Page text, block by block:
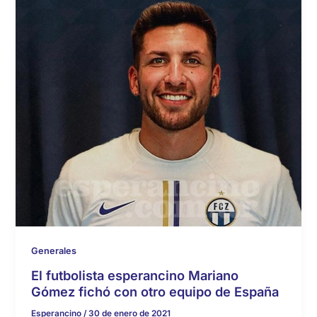
Generales
El futbolista esperancino Mariano
Gómez fichó con otro equipo de España
Esperancino/30 de enero de 2021